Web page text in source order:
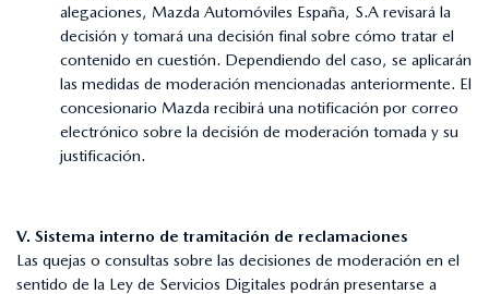
alegaciones, Mazda Automóviles España, S.A revisará la
decisión y tomará una decisión final sobre cómo tratar el
contenido en cuestión. Dependiendo del caso, se aplicarán
las medidas de moderación mencionadas anteriormente. El
concesionario Mazda recibirá una notificación por correo
electrónico sobre la decisión de moderación tomada y su
justificación.
V. Sistema interno de tramitación de reclamaciones
Las quejas o consultas sobre las decisiones de moderación en el
sentido de la Ley de Servicios Digitales podrán presentarse a